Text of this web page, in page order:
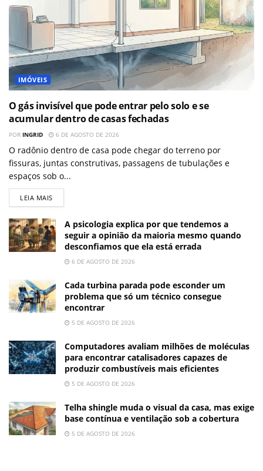
IMÓVEIS
O gás invisível que pode entrar pelo solo e se
acumular dentro de casas fechadas
POR INGRID 6 DE AGOSTO DE 2026
O radônio dentro de casa pode chegar do terreno por
fissuras, juntas construtivas, passagens de tubulações e
espaços sob o...
LEIA MAIS
A psicologia explica por que tendemos a
seguir a opinião da maioria mesmo quando
desconfiamos que ela está errada
6 DE AGOSTO DE 2026
Cada turbina parada pode esconder um
problema que só um técnico consegue
encontrar
5 DE AGOSTO DE 2026
Computadores avaliam milhões de moléculas
para encontrar catalisadores capazes de
produzir combustíveis mais eficientes
5 DE AGOSTO DE 2026
Telha shingle muda o visual da casa, mas exige
base contínua e ventilação sob a cobertura
5 DE AGOSTO DE 2026